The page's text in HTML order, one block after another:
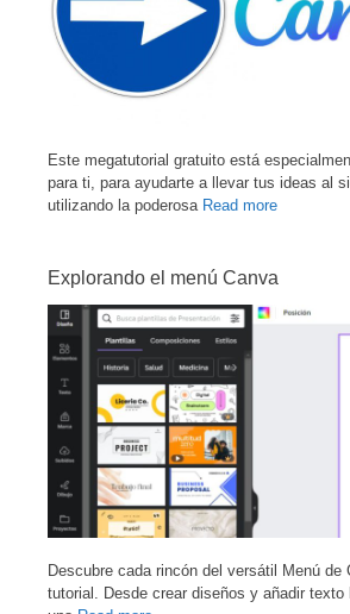
Este megatutorial gratuito está
para ti, para ayudarte a llevar tus ideas al
utilizando la poderosa Read more
Explorando el menú Canva
Descubre cada rincón del versátil Menú de
tutorial. Desde crear diseños y añadir texto